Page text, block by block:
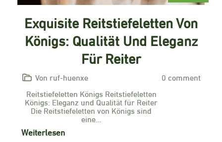
Exquisite Reitstiefeletten Von
Königs: Qualität Und Eleganz
Für Reiter
Von ruf-huenxe
0 comment
Reitstiefeletten Königs Reitstiefeletten
Königs: Eleganz und Qualität für Reiter
Die Reitstiefeletten von Königs sind
eine…
Weiterlesen